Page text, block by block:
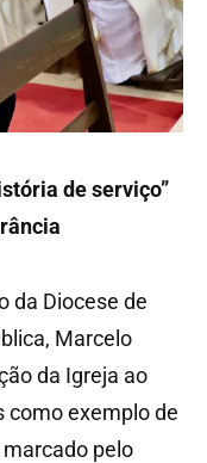
de serviço”
da Diocese de
Marcelo
da Igreja ao
como exemplo de
pelo